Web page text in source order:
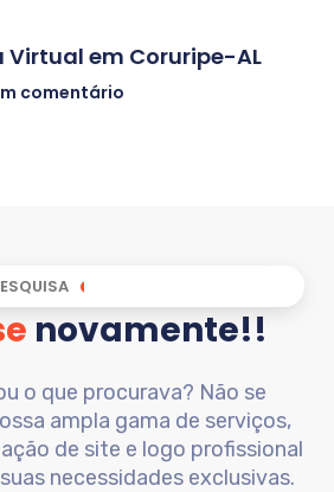
Virtual em Coruripe-AL
comentário
novamente!!
o que procurava? Não se
ampla gama de serviços,
de site e logo profissional
necessidades exclusivas.